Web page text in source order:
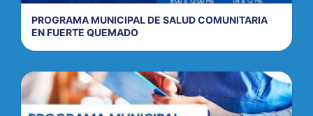
PROGRAMA MUNICIPAL DE SALUD COMUNITARIA
EN FUERTE QUEMADO